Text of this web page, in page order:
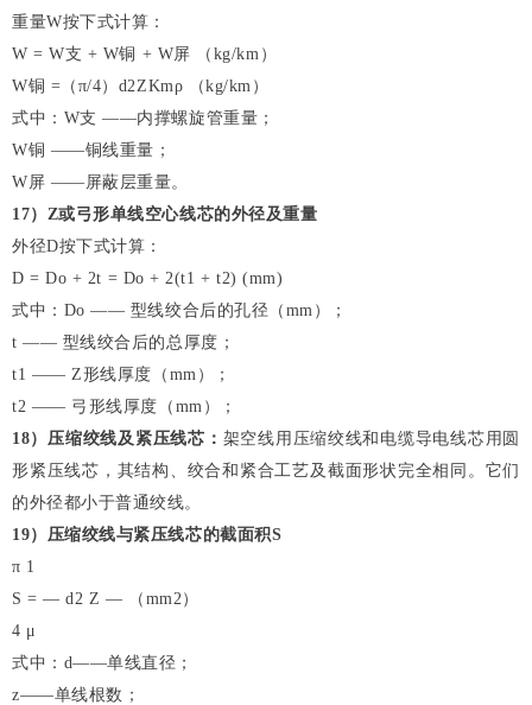
重量W按下式计算：
W = W支 + W铜 + W屏 （kg/km）
W铜 =（π/4）d2ZKmρ （kg/km）
式中：W支 ——内撑螺旋管重量；
W铜 ——铜线重量；
W屏 ——屏蔽层重量。
17）Z或弓形单线空心线芯的外径及重量
外径D按下式计算：
D = Do + 2t = Do + 2(t1 + t2) (mm)
式中：Do —— 型线绞合后的孔径（mm）；
t —— 型线绞合后的总厚度；
t1 —— Z形线厚度（mm）；
t2 —— 弓形线厚度（mm）；
18）压缩绞线及紧压线芯： 架空线用压缩绞线和电缆导电线芯用圆
形紧压线芯，其结构、绞合和紧合工艺及截面形状完全相同。它们
的外径都小于普通绞线。
19）压缩绞线与紧压线芯的截面积S
π 1
S = — d2 Z — （mm2）
4 μ
式中：d——单线直径；
z——单线根数；